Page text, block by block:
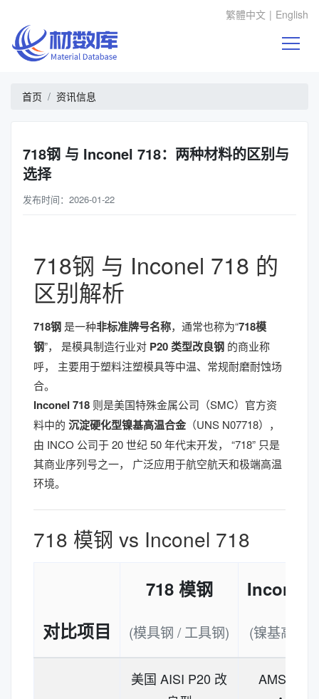
繁體中文 | English
首页 资讯信息
718钢 与 Inconel 718：两种材料的区别与
选择
发布时间：2026-01-22
718钢 与 Inconel 718 的
区别解析
718钢是一种非标准牌号名称，通常也称为“718模
钢”， 是模具制造行业对 P20 类型改良钢 的商业称
呼， 主要用于塑料注塑模具等中温、常规耐磨耐蚀场
合。
Inconel 718 则是美国特殊金属公司（SMC）官方资
料中的 沉淀硬化型镍基高温合金（UNS N07718），
由 INCO 公司于 20 世纪 50 年代末开发， “718” 只是
其商业序列号之一， 广泛应用于航空航天和极端高温
环境。
718 模钢 vs Inconel 718
对比项目
718 模钢
(模具钢 / 工具钢)
Inconel
(镍基高温
美国 AISI P20 改
AMS /